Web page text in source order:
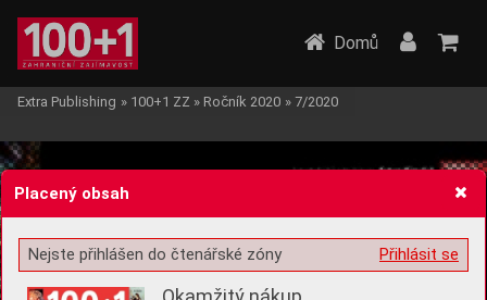
Žádost o souhlas s ukládáním volitelných informací
Domů
Extra Publishing » 100+1 ZZ » Ročník 2020 » 7/2020
Placený obsah
Přihlásit se
Nejste přihlášen do čtenářské zóny